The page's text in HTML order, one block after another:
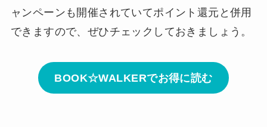
ャンペーンも開催されていてポイント還元と併用
できますので、ぜひチェックしておきましょう。
BOOK☆WALKERでお得に読む